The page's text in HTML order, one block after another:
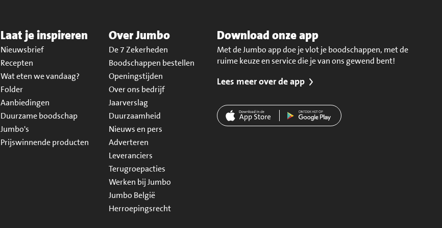
Laat je inspireren
Nieuwsbrief
Recepten
Wat eten we vandaag?
Folder
Aanbiedingen
Duurzame boodschap
Jumbo's
Prijswinnende producten
Over Jumbo
De 7 Zekerheden
Boodschappen bestellen
Openingstijden
Over ons bedrijf
Jaarverslag
Duurzaamheid
Nieuws en pers
Adverteren
Leveranciers
Terugroepacties
Werken bij Jumbo
Jumbo België
Herroepingsrecht
Download onze app
Met de Jumbo app doe je vlot je boodschappen, met de
ruime keuze en service die je van ons gewend bent!
Lees meer over de app